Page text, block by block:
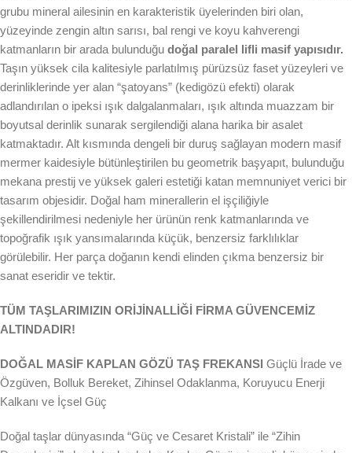
grubu mineral ailesinin en karakteristik üyelerinden biri olan,
yüzeyinde zengin altın sarısı, bal rengi ve koyu kahverengi
katmanların bir arada bulunduğu doğal paralel lifli masif yapısıdır.
Taşın yüksek cila kalitesiyle parlatılmış pürüzsüz faset yüzeyleri ve
derinliklerinde yer alan “şatoyans” (kedigözü efekti) olarak
adlandırılan o ipeksi ışık dalgalanmaları, ışık altında muazzam bir
boyutsal derinlik sunarak sergilendiği alana harika bir asalet
katmaktadır. Alt kısmında dengeli bir duruş sağlayan modern masif
mermer kaidesiyle bütünleştirilen bu geometrik başyapıt, bulunduğu
mekana prestij ve yüksek galeri estetiği katan memnuniyet verici bir
tasarım objesidir. Doğal ham minerallerin el işçiliğiyle
şekillendirilmesi nedeniyle her ürünün renk katmanlarında ve
topoğrafik ışık yansımalarında küçük, benzersiz farklılıklar
görülebilir. Her parça doğanın kendi elinden çıkma benzersiz bir
sanat eseridir ve tektir.
TÜM TAŞLARIMIZIN ORİJİNALLİĞİ FİRMA GÜVENCEMİZ
ALTINDADIR!
DOĞAL MASİF KAPLAN GÖZÜ TAŞ FREKANSI Güçlü İrade ve
Özgüven, Bolluk Bereket, Zihinsel Odaklanma, Koruyucu Enerji
Kalkanı ve İçsel Güç
Doğal taşlar dünyasında “Güç ve Cesaret Kristali” ile “Zihin